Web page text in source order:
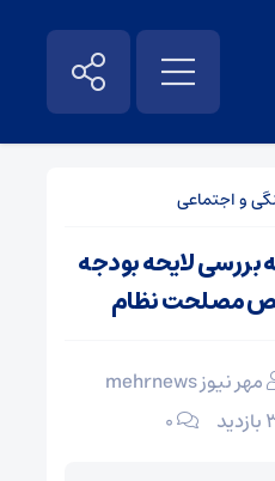
و اجتماعی
لایحه بودجه
مهر نیوز mehrnews
۰